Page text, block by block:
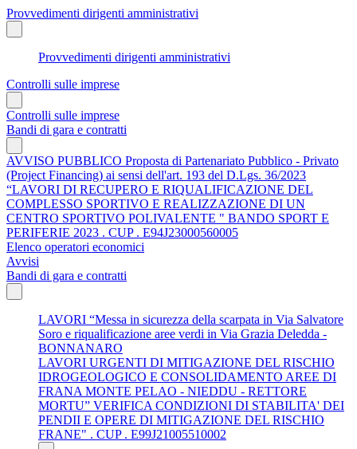
Provvedimenti dirigenti amministrativi
Provvedimenti dirigenti amministrativi
Controlli sulle imprese
Controlli sulle imprese
Bandi di gara e contratti
AVVISO PUBBLICO Proposta di Partenariato Pubblico - Privato
(Project Financing) ai sensi dell'art. 193 del D.Lgs. 36/2023
“LAVORI DI RECUPERO E RIQUALIFICAZIONE DEL
COMPLESSO SPORTIVO E REALIZZAZIONE DI UN
CENTRO SPORTIVO POLIVALENTE " BANDO SPORT E
PERIFERIE 2023 . CUP . E94J23000560005
Elenco operatori economici
Avvisi
Bandi di gara e contratti
LAVORI “Messa in sicurezza della scarpata in Via Salvatore
Soro e riqualificazione aree verdi in Via Grazia Deledda -
BONNANARO
LAVORI URGENTI DI MITIGAZIONE DEL RISCHIO
IDROGEOLOGICO E CONSOLIDAMENTO AREE DI
FRANA MONTE PELAO - NIEDDU - RETTORE
MORTU” VERIFICA CONDIZIONI DI STABILITA' DEI
PENDII E OPERE DI MITIGAZIONE DEL RISCHIO
FRANE" . CUP . E99J21005510002